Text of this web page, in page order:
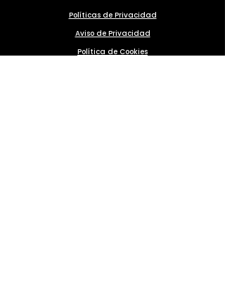
Políticas de Privacidad
Aviso de Privacidad
Política de Cookies